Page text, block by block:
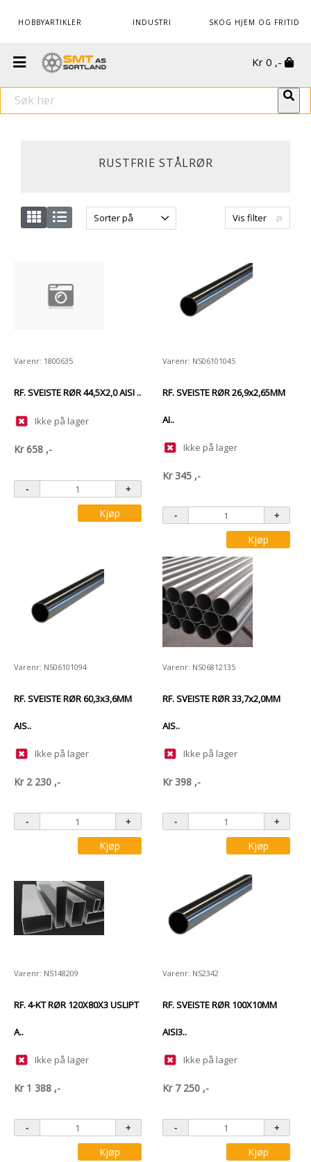
HOBBYARTIKLER INDUSTRI SKOG HJEM OG FRITID
Kr 0 ,-
RUSTFRIE STÅLRØR
Vis filter
Sorter på
Varenr: 1800635
RF. SVEISTE RØR 44,5X2,0 AISI ..
Ikke på lager
Kr658 ,-
Kjøp
Varenr: NS06101045
RF. SVEISTE RØR 26,9x2,65MM
AI..
Ikke på lager
Kr345 ,-
Kjøp
Varenr: NS06101094
RF. SVEISTE RØR 60,3x3,6MM
AIS..
Ikke på lager
Kr 2 230 ,-
Kjøp
Varenr: NS06812135
RF. SVEISTE RØR 33,7x2,0MM
AIS..
Ikke på lager
Kr398 ,-
Kjøp
Varenr: NS148209
RF. 4-KT RØR 120X80X3 USLIPT
A..
Ikke på lager
Kr 1 388 ,-
Kjøp
Varenr: NS2342
RF. SVEISTE RØR 100X10MM
AISI3..
Ikke på lager
Kr 7 250 ,-
Kjøp